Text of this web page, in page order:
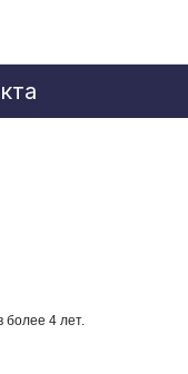
более 4 лет.